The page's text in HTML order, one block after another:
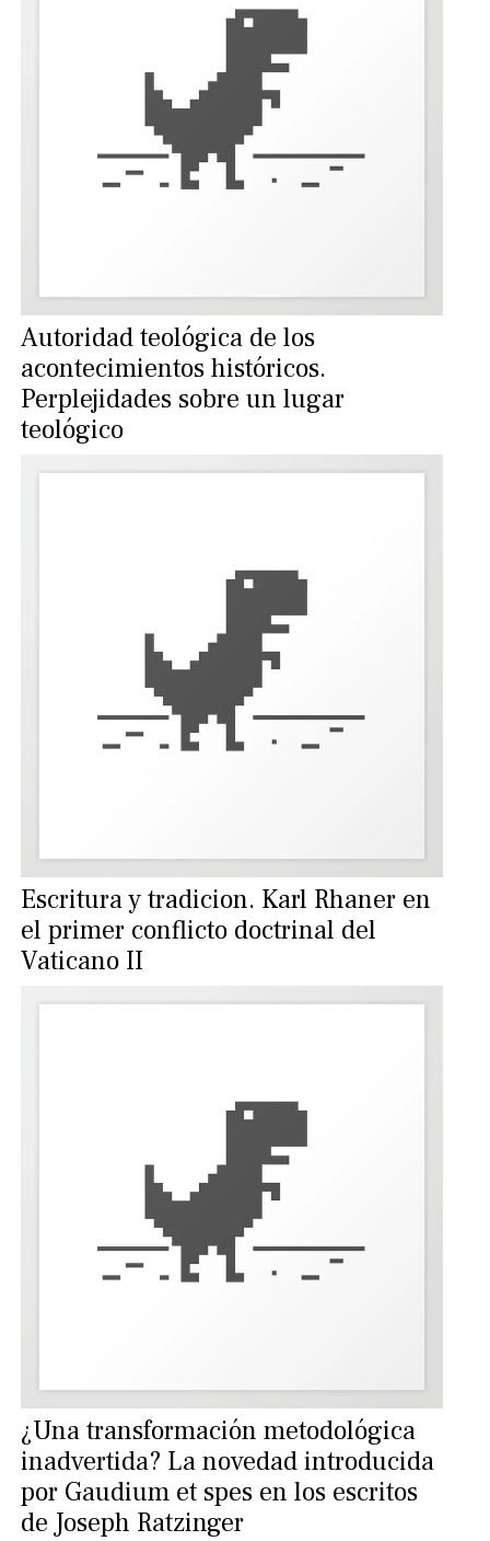
Autoridad teológica de los
acontecimientos históricos.
Perplejidades sobre un lugar
teológico
Escritura y tradicion. Karl Rhaner en
el primer conflicto doctrinal del
Vaticano II
¿Una transformación metodológica
inadvertida? La novedad introducida
por Gaudium et spes en los escritos
de Joseph Ratzinger